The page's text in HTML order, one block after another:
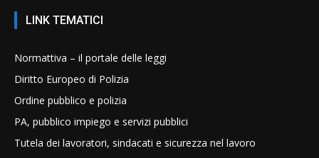
LINK TEMATICI
Normattiva – il portale delle leggi
Diritto Europeo di Polizia
Ordine pubblico e polizia
PA, pubblico impiego e servizi pubblici
Tutela dei lavoratori, sindacati e sicurezza nel lavoro